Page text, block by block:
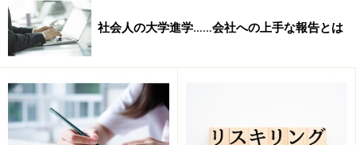
技術にはあまり自信がありませんでした。
アメリカの美術大学では、ポートフォリオと呼ばれる作
品集をスライドの形にして提出するのが一般的です。何
から手をつけていいのかさえ、さっぱり分からず、作品
集作りを手伝ってくれる予備校を探し、約半年間通いま
社会人の大学進学……会社への上手な報告とは